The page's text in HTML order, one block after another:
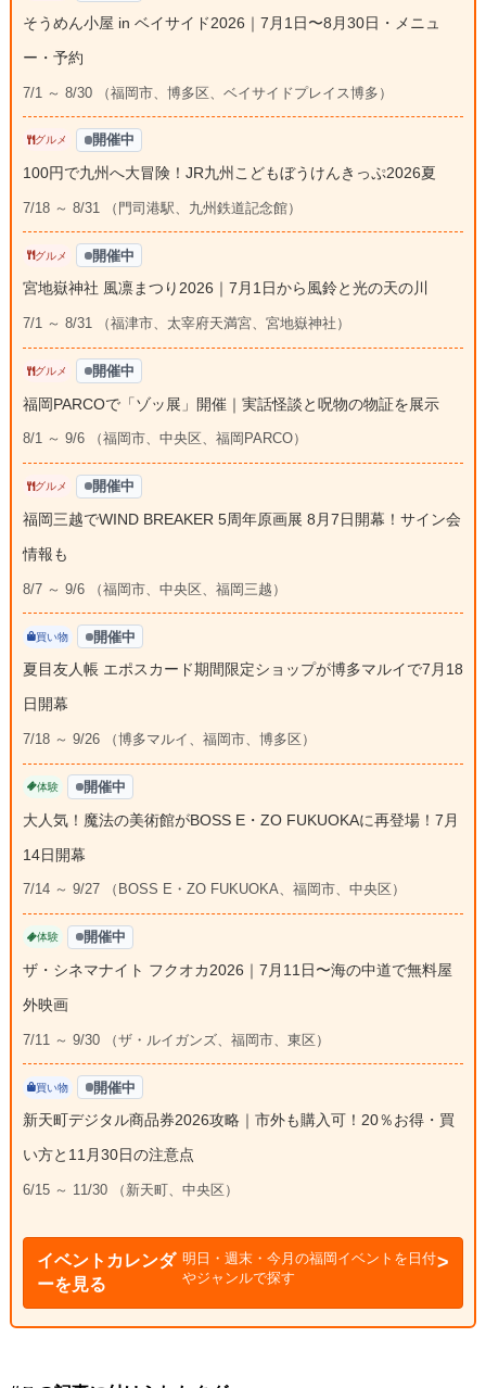
そうめん小屋 in ベイサイド2026｜7月1日〜8月30日・メニュ
ー・予約
7/1 ～ 8/30 （福岡市、博多区、ベイサイドプレイス博多）
グルメ 開催中
100円で九州へ大冒険！JR九州こどもぼうけんきっぷ2026夏
7/18 ～ 8/31 （門司港駅、九州鉄道記念館）
グルメ 開催中
宮地嶽神社 風凛まつり2026｜7月1日から風鈴と光の天の川
7/1 ～ 8/31 （福津市、太宰府天満宮、宮地嶽神社）
グルメ 開催中
福岡PARCOで「ゾッ展」開催｜実話怪談と呪物の物証を展示
8/1 ～ 9/6 （福岡市、中央区、福岡PARCO）
グルメ 開催中
福岡三越でWIND BREAKER 5周年原画展 8月7日開幕！サイン会
情報も
8/7 ～ 9/6 （福岡市、中央区、福岡三越）
買い物 開催中
夏目友人帳 エポスカード期間限定ショップが博多マルイで7月18
日開幕
7/18 ～ 9/26 （博多マルイ、福岡市、博多区）
体験 開催中
大人気！魔法の美術館がBOSS E・ZO FUKUOKAに再登場！7月
14日開幕
7/14 ～ 9/27 （BOSS E・ZO FUKUOKA、福岡市、中央区）
体験 開催中
ザ・シネマナイト フクオカ2026｜7月11日〜海の中道で無料屋
外映画
7/11 ～ 9/30 （ザ・ルイガンズ、福岡市、東区）
買い物 開催中
新天町デジタル商品券2026攻略｜市外も購入可！20％お得・買
い方と11月30日の注意点
6/15 ～ 11/30 （新天町、中央区）
イベントカレンダ
ーを見る
明日・週末・今月の福岡イベントを日付
やジャンルで探す